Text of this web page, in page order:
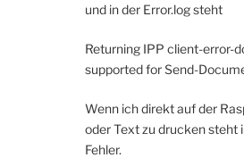
und in der Error.log steht
Returning IPP client-error-
supported for Send-
Wenn ich direkt auf der
oder Text zu drucken steht
Fehler.